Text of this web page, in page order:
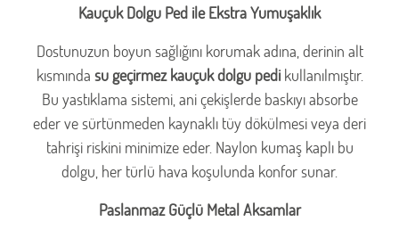
Kauçuk Dolgu Ped ile Ekstra Yumuşaklık
Dostunuzun boyun sağlığını korumak adına, derinin alt
kısmında su geçirmez kauçuk dolgu pedikullanılmıştır.
Bu yastıklama sistemi, ani çekişlerde baskıyı absorbe
eder ve sürtünmeden kaynaklı tüy dökülmesi veya deri
tahrişi riskini minimize eder. Naylon kumaş kaplı bu
dolgu, her türlü hava koşulunda konfor sunar.
Paslanmaz Güçlü Metal Aksamlar